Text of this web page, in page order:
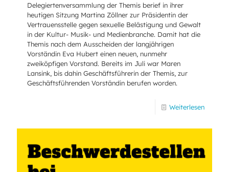
Delegiertenversammlung der Themis berief in ihrer
heutigen Sitzung Martina Zöllner zur Präsidentin der
Vertrauensstelle gegen sexuelle Belästigung und Gewalt
in der Kultur- Musik- und Medienbranche. Damit hat die
Themis nach dem Ausscheiden der langjährigen
Vorständin Eva Hubert einen neuen, nunmehr
zweiköpfigen Vorstand. Bereits im Juli war Maren
Lansink, bis dahin Geschäftsführerin der Themis, zur
Geschäftsführenden Vorständin berufen worden.
Weiterlesen